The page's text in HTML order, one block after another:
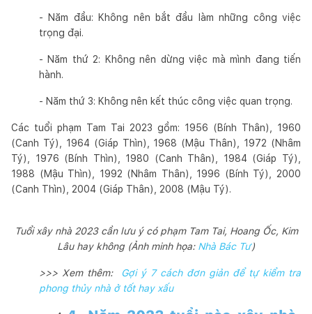
- Năm đầu: Không nên bắt đầu làm những công việc
trọng đại.
- Năm thứ 2: Không nên dừng việc mà mình đang tiến
hành.
- Năm thứ 3: Không nên kết thúc công việc quan trọng.
Các tuổi phạm Tam Tai 2023 gồm: 1956 (Bính Thân), 1960
(Canh Tý), 1964 (Giáp Thìn), 1968 (Mậu Thân), 1972 (Nhâm
Tý), 1976 (Bính Thìn), 1980 (Canh Thân), 1984 (Giáp Tý),
1988 (Mậu Thìn), 1992 (Nhâm Thân), 1996 (Bính Tý), 2000
(Canh Thìn), 2004 (Giáp Thân), 2008 (Mậu Tý).
Tuổi xây nhà 2023 cần lưu ý có phạm Tam Tai, Hoang Ốc, Kim
Lâu hay không (Ảnh minh họa: Nhà Bác Tư)
>>> Xem thêm:
Gợi ý 7 cách đơn giản để tự kiểm tra
phong thủy nhà ở tốt hay xấu